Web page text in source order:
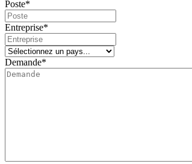
Poste*
Entreprise*
Demande*